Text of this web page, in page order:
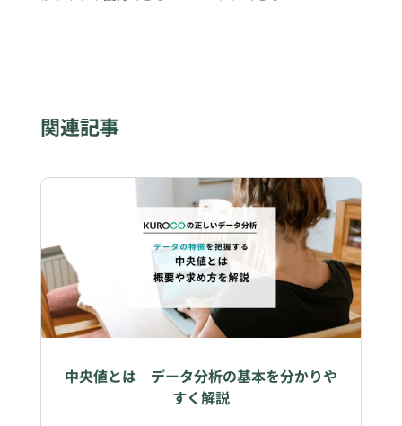
関連記事
中央値とは データ分析の基本を分かりや
すく解説